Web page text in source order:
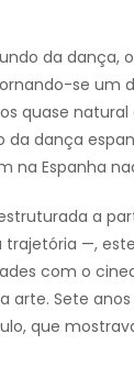
da
se um
quase
dança
na Espanha
a
—,
com o
arte. Sete
que